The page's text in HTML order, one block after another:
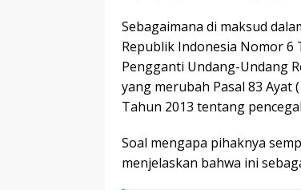
Sebagaimana di maksud
Republik Indonesia Nomor
Pengganti Undang-Undang
yang merubah Pasal 83
Tahun 2013 tentang
Soal mengapa pihaknya
menjelaskan bahwa ini